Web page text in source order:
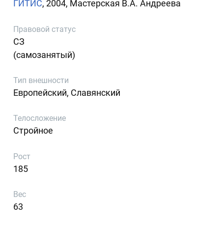
ГИТИС, 2004, Мастерская В.А. Андреева
Правовой статус
СЗ
(самозанятый)
Тип внешности
Европейский, Славянский
Телосложение
Стройное
Рост
185
Вес
63